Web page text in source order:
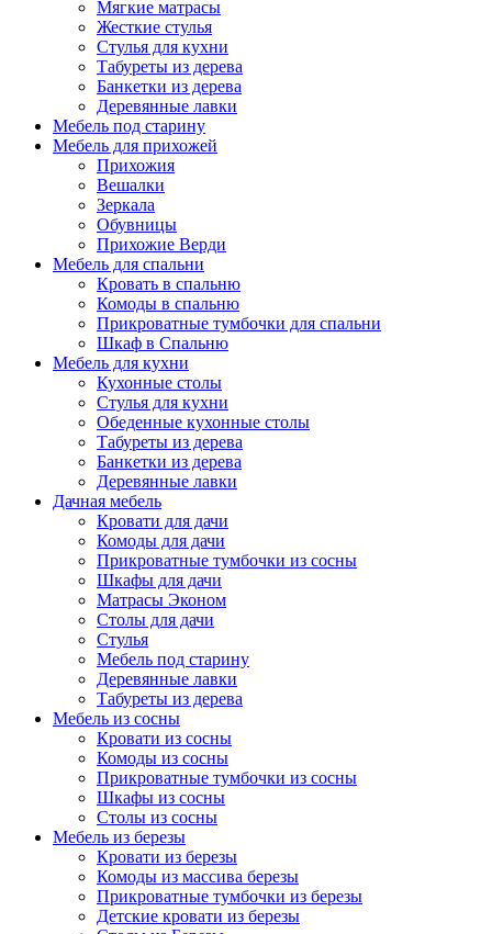
Мягкие матрасы
Жесткие стулья
Стулья для кухни
Табуреты из дерева
Банкетки из дерева
Деревянные лавки
Мебель под старину
Мебель для прихожей
Прихожия
Вешалки
Зеркала
Обувницы
Прихожие Верди
Мебель для спальни
Кровать в спальню
Комоды в спальню
Прикроватные тумбочки для спальни
Шкаф в Спальню
Мебель для кухни
Кухонные столы
Стулья для кухни
Обеденные кухонные столы
Табуреты из дерева
Банкетки из дерева
Деревянные лавки
Дачная мебель
Кровати для дачи
Комоды для дачи
Прикроватные тумбочки из сосны
Шкафы для дачи
Матрасы Эконом
Столы для дачи
Стулья
Мебель под старину
Деревянные лавки
Табуреты из дерева
Мебель из сосны
Кровати из сосны
Комоды из сосны
Прикроватные тумбочки из сосны
Шкафы из сосны
Столы из сосны
Мебель из березы
Кровати из березы
Комоды из массива березы
Прикроватные тумбочки из березы
Детские кровати из березы